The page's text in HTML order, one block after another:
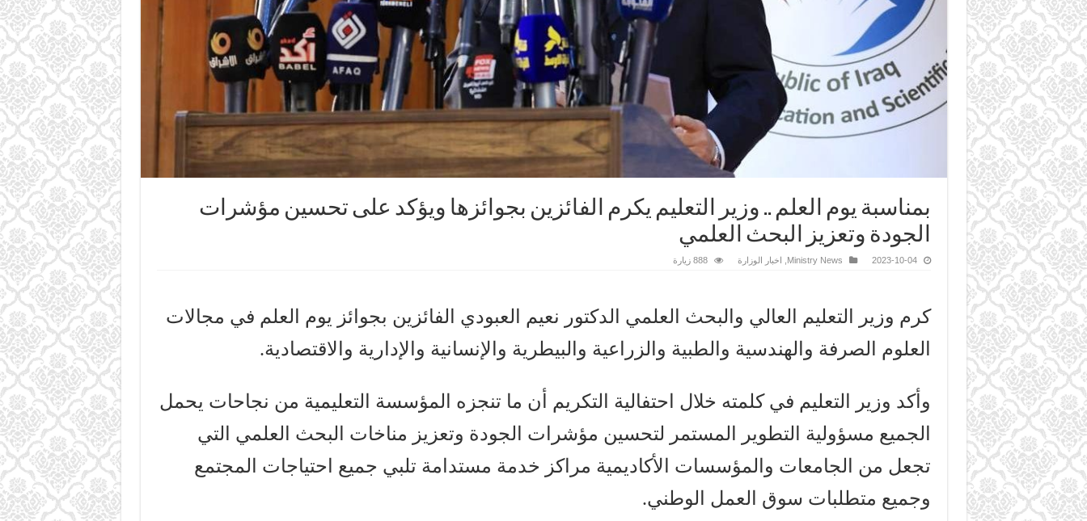
بمناسبة يوم العلم .. وزير التعليم يكرم الفائزين بجوائزها ويؤكد على تحسين مؤشرات
الجودة وتعزيز البحث العلمي
2023-10-04
Ministry News
, اخبار الوزارة 888 زيارة
كرم وزير التعليم العالي والبحث العلمي الدكتور نعيم العبودي الفائزين بجوائز يوم العلم في مجالات
العلوم الصرفة والهندسية والطبية والزراعية والبيطرية والإنسانية والإدارية والاقتصادية.
وأكد وزير التعليم في كلمته خلال احتفالية التكريم أن ما تنجزه المؤسسة التعليمية من نجاحات يحمل
الجميع مسؤولية التطوير المستمر لتحسين مؤشرات الجودة وتعزيز مناخات البحث العلمي التي
تجعل من الجامعات والمؤسسات الأكاديمية مراكز خدمة مستدامة تلبي جميع احتياجات المجتمع
وجميع متطلبات سوق العمل الوطني.